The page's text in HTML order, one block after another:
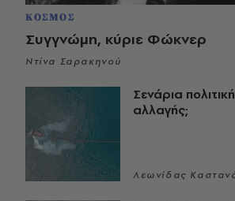
ΚΟΣΜΟΣ
Συγγνώμη, κύριε Φώκνερ
Ντίνα Σαρακηνού
Σενάρια
αλλαγής;
Λεωνίδας